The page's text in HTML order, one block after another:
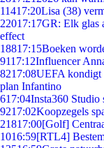
11417:20Lisa (38)
22017:17GR: Elk glas
effect
18817:15Boeken
9117:12Influencer
8217:08UEFA kondigt
plan Infantino
617:04Insta360 Studio
9217:02Koopzegels
21817:00[Golf]
1016:59[RTL4]